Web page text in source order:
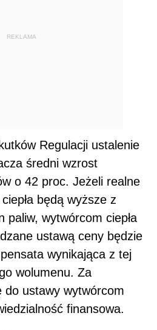
REKLAMA
Regulacji ustalenie
średni wzrost
o 42 proc. Jeżeli realne
będą wyższe z
paliw, wytwórcom ciepła
ustawą ceny będzie
wynikająca z tej
wolumenu. Za
do ustawy wytwórcom
finansowa.